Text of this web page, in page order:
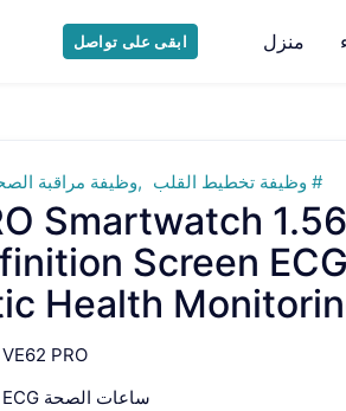
منزل ابقى على تواصل
وظيفة تخطيط القلب وظيفة مراقبة
Smartwatch
Screen
Health
VE62 PRO
ساعات الصحة ECG